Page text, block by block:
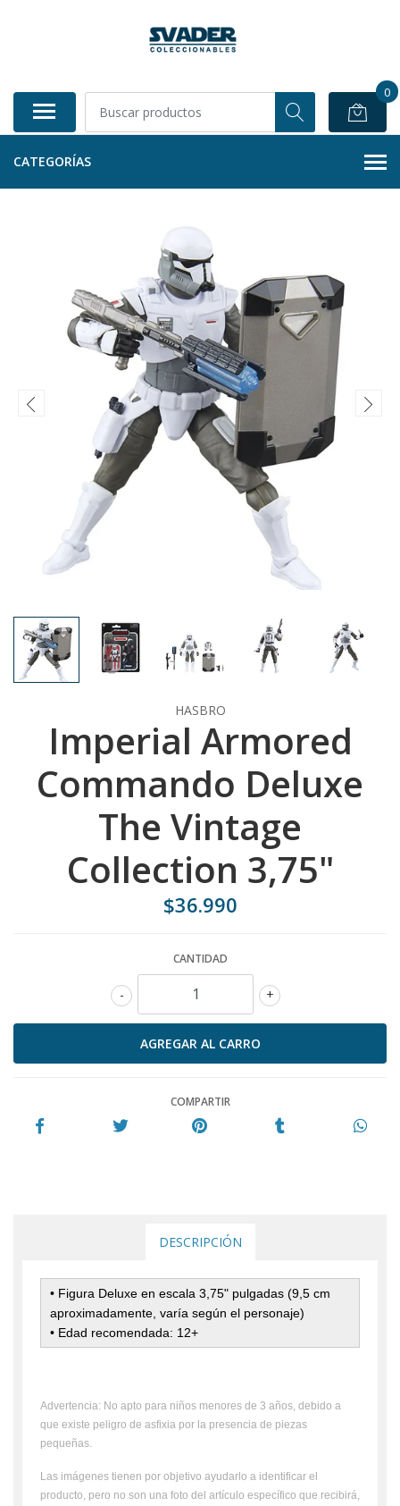
0
CATEGORÍAS
HASBRO
Imperial Armored
Commando Deluxe
The Vintage
Collection 3,75"
$36.990
CANTIDAD
+
-
COMPARTIR
DESCRIPCIÓN
• Figura Deluxe en escala 3,75" pulgadas (9,5 cm
aproximadamente, varía según el personaje)
• Edad recomendada: 12+
Advertencia: No apto para niños menores de 3 años, debido a
que existe peligro de asfixia por la presencia de piezas
pequeñas.
Las imágenes tienen por objetivo ayudarlo a identificar el
producto, pero no son una foto del artículo específico que recibirá,